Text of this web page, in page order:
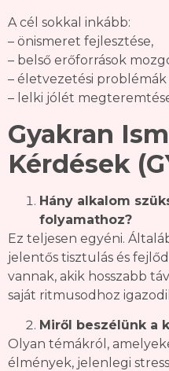
A cél sokkal inkább:
– önismeret fejlesztése,
– belső erőforrások
– életvezetési problémák
– lelki jólét
Gyakran
Kérdések
Hány alkalom
folyamathoz?
Ez teljesen egyéni.
jelentős tisztulás és
vannak, akik hosszabb
saját ritmusodhoz
Miről beszélünk a
Olyan témákról,
élmények, jelenlegi